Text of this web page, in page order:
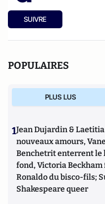
SUIVRE
POPULAIRES
PLUS LUS
1Jean Dujardin &
nouveaux amours,
Benchetrit enterrent le
fond, Victoria
Ronaldo du bisco-fils;
Shakespeare queer